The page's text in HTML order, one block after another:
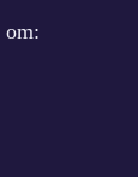
om: